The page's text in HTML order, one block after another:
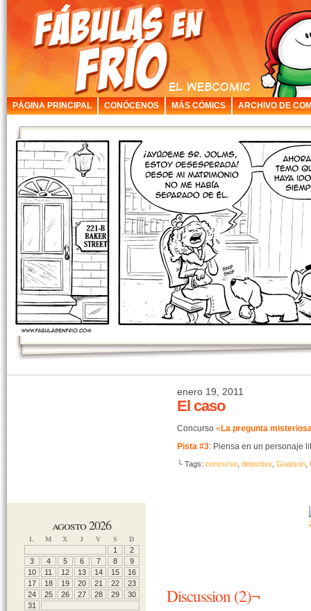
PÁGINA PRINCIPAL CONÓCENOS MÁS CÓMICS ARCHIVO DE
enero 19, 2011
El caso
Concurso « La pregunta
Pista #3: Piensa en un personaje
└ Tags: concurso detective Guatson
agosto 2026
L M X J V S D
1
2
3
4 5 6 7 8
9
10
11 12 13 14 15
16
17
18 19 20 21 22
23
24
25 26 27 28 29
30
31
Discussion (2)¬